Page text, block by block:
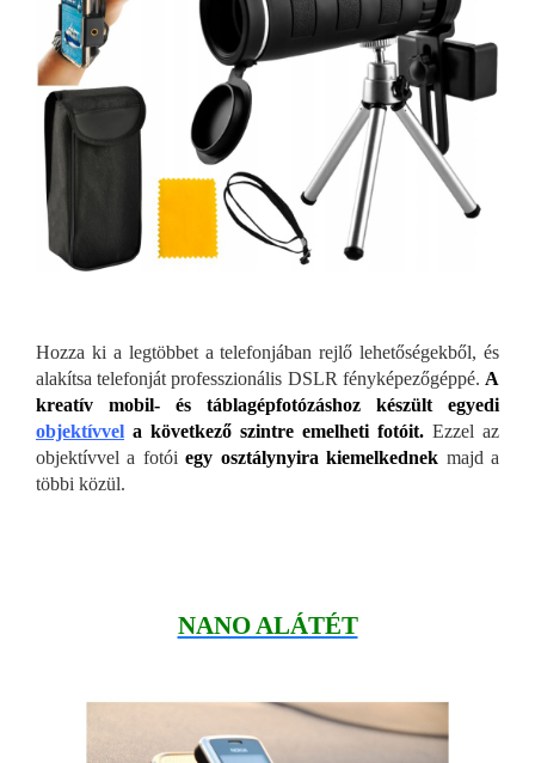
Hozza ki a legtöbbet a telefonjában rejlő lehetőségekből, és
alakítsa telefonját professzionális DSLR fényképezőgéppé. A
kreatív mobil- és táblagépfotózáshoz készült egyedi
objektívvel a következő szintre emelheti fotóit. Ezzel az
objektívvel a fotóiegy osztálynyira kiemelkednek majd a
többi közül.
NANO ALÁTÉT